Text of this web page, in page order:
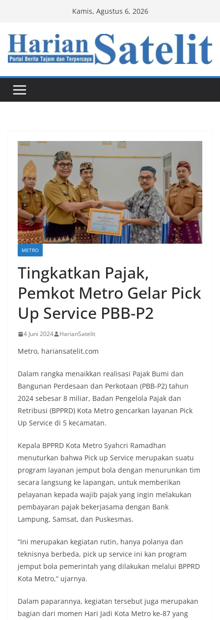
content
Kamis, Agustus 6, 2026
METRO
Tingkatkan Pajak,
Pemkot Metro Gelar Pick
Up Service PBB-P2
4 Juni 2024 HarianSatelit
Metro, hariansatelit.com
Dalam rangka menaikkan realisasi Pajak Bumi dan
Bangunan Perdesaan dan Perkotaan (PBB-P2) tahun
2024 sebesar 8 miliar, Badan Pengelola Pajak dan
Retribusi (BPPRD) Kota Metro gencarkan layanan Pick
Up Service di 5 kecamatan.
Kepala BPPRD Kota Metro Syahcri Ramadhan
menuturkan bahwa Pick up Service merupakan suatu
program layanan jemput bola dengan menurunkan tim
secara langsung ke lapangan, untuk memberikan
pelayanan kepada wajib pajak yang ingin melakukan
pembayaran pajak bekerjasama dengan Bank
Lampung, Samsat, dan Puskesmas.
“Ini merupakan kegiatan rutin, hanya polanya dan
teknisnya berbeda, pick up service ini kan program
jemput bola pemerintah yang dilakukan melalui BPPRD
Kota Metro,“ ujarnya.
Dalam paparannya, kegiatan tersebut juga merupakan
bagian dari momen Hari Jadi Kota Metro ke-87 yang